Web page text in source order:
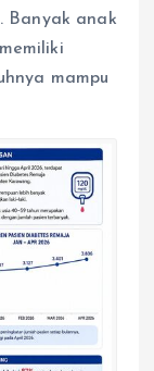
Banyak anak
mampu